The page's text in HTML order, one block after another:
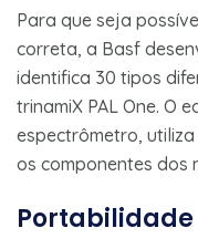
Para que seja
correta, a Basf
identifica 30 tipos
trinamiX PAL One. O
espectrômetro,
os componentes dos
Portabilidade